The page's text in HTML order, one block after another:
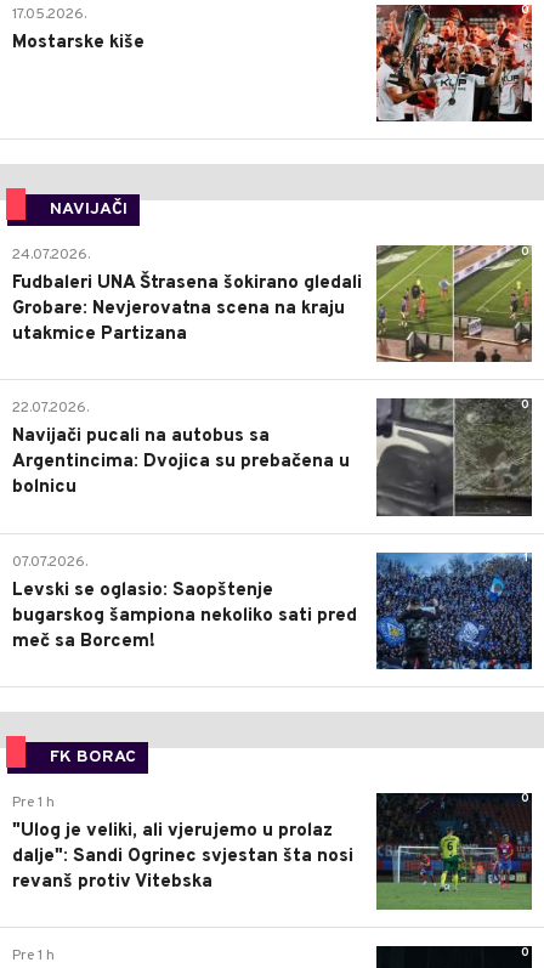
0
17.05.2026.
Mostarske kiše
NAVIJAČI
0
24.07.2026.
Fudbaleri UNA Štrasena šokirano gledali
Grobare: Nevjerovatna scena na kraju
utakmice Partizana
0
22.07.2026.
Navijači pucali na autobus sa
Argentincima: Dvojica su prebačena u
bolnicu
1
07.07.2026.
Levski se oglasio: Saopštenje
bugarskog šampiona nekoliko sati pred
meč sa Borcem!
FK BORAC
0
Pre 1 h
"Ulog je veliki, ali vjerujemo u prolaz
dalje": Sandi Ogrinec svjestan šta nosi
revanš protiv Vitebska
0
Pre 1 h